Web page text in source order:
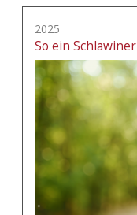
2025
So ein Schlawiner